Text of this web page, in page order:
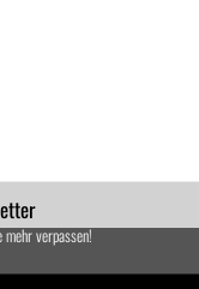
mehr verpassen!